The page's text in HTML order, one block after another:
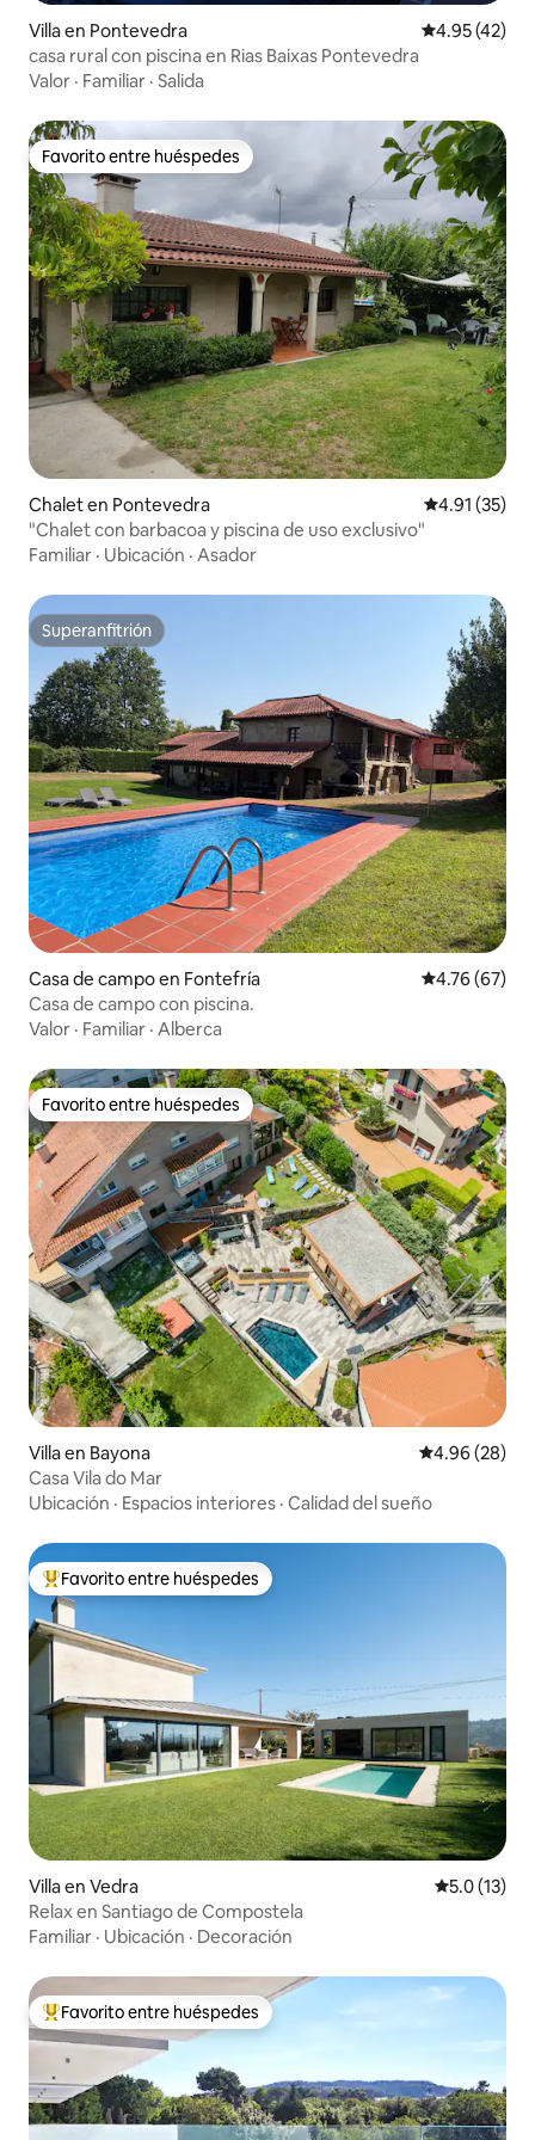
Villa en Pontevedra Calificación
4.95 (42)
casa rural con piscina en Rias Baixas Pontevedra
Valor · Familiar · Salida
Favorito entre huéspedes
Favorito entre huéspedes
Chalet en Pontevedra Calificación
4.91 (35)
"Chalet con barbacoa y piscina de uso exclusivo"
Familiar · Ubicación · Asador
Superanfitrión
Superanfitrión
Casa de campo en Fontefría Calificación
4.76 (67)
Casa de campo con piscina.
Valor · Familiar · Alberca
Favorito entre huéspedes
Favorito entre huéspedes
Villa en Bayona Calificación
4.96 (28)
Casa Vila do Mar
Ubicación · Espacios interiores · Calidad del sueño
De los mejores en Favorito entre huéspedes
Favorito entre huéspedes
Villa en Vedra Calificación
5.0 (13)
Relax en Santiago de Compostela
Familiar · Ubicación · Decoración
De los mejores en Favorito entre huéspedes
Favorito entre huéspedes